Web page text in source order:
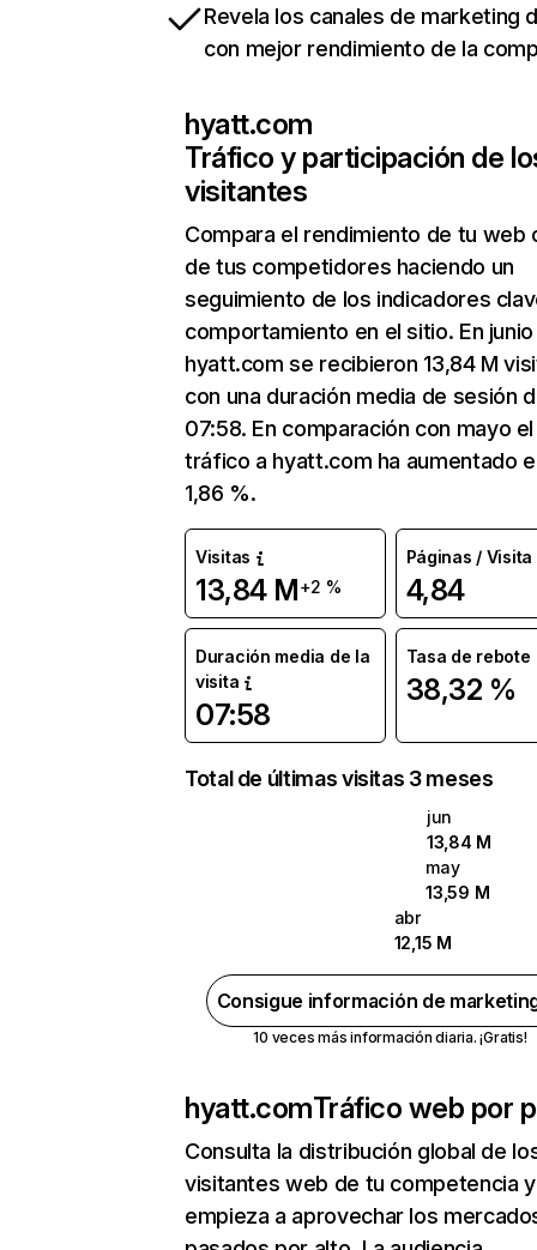
Revela los canales de marketing
con mejor rendimiento de la
hyatt.com
Tráfico y participación de
visitantes
Compara el rendimiento de tu web
de tus competidores haciendo un
seguimiento de los indicadores
comportamiento en el sitio. En junio
hyatt.com se recibieron 13,84 M
con una duración media de sesión
07:58. En comparación con mayo el
tráfico a hyatt.com ha aumentado
1,86 %.
Visitas
13,84 M+2 %
Páginas / Visita
4,84
Duración media de la
visita
07:58
Tasa de rebote
38,32 %
Total de últimas visitas 3 meses
jun
13,84 M
may
13,59 M
abr
12,15 M
Consigue información de
10 veces más información diaria. ¡Gratis!
hyatt.comTráfico web por
Consulta la distribución global de
visitantes web de tu competencia y
empieza a aprovechar los